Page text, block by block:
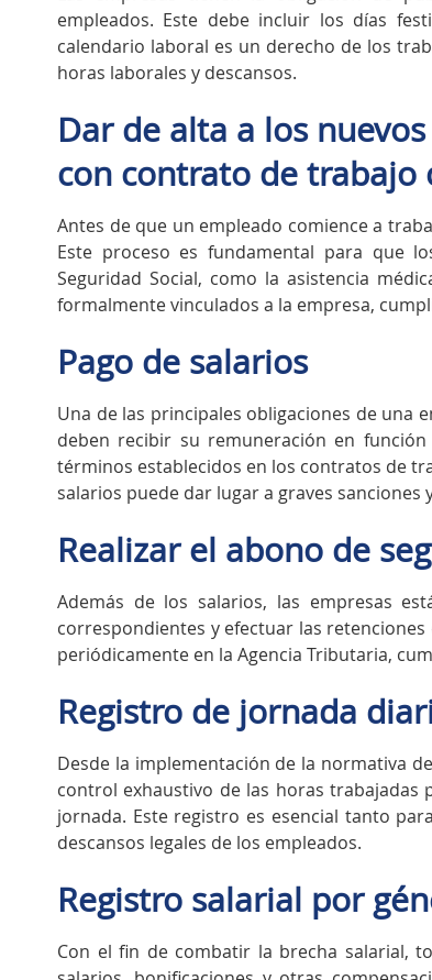
empleados. Este debe incluir los días
calendario laboral es un derecho de los
horas laborales y descansos.
Dar de alta a los
con contrato de trabajo
Antes de que un empleado comience a
Este proceso es fundamental para que
Seguridad Social, como la asistencia
formalmente vinculados a la empresa,
Pago de salarios
Una de las principales obligaciones de una
deben recibir su remuneración en
términos establecidos en los contratos de
salarios puede dar lugar a graves sanciones
Realizar el abono de
Además de los salarios, las empresas
correspondientes y efectuar las retenciones
periódicamente en la Agencia Tributaria,
Registro de jornada
Desde la implementación de la normativa
control exhaustivo de las horas trabajadas
jornada. Este registro es esencial tanto
descansos legales de los empleados.
Registro salarial por
Con el fin de combatir la brecha salarial,